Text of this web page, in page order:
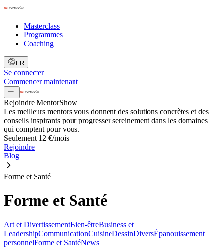
Masterclass
Programmes
Coaching
FR
Se connecter
Commencer maintenant
Rejoindre MentorShow
Les meilleurs mentors vous donnent des solutions concrètes et des
conseils inspirants pour progresser sereinement dans les domaines
qui comptent pour vous.
Seulement 12 €/mois
Rejoindre
Blog
Forme et Santé
Forme et Santé
Art et DivertissementBien-êtreBusiness et
LeadershipCommunicationCuisineDessinDiversÉpanouissement
personnelForme et SantéNews